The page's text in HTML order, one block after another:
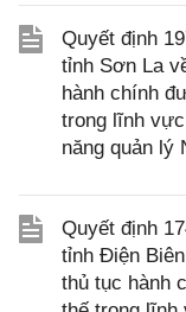
Quyết định
tỉnh Sơn La
hành chính
trong lĩnh
năng quản lý
Quyết định
tỉnh Điện
thủ tục hành